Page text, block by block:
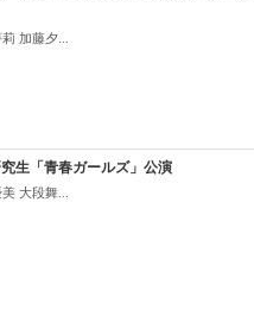
加藤夕...
生「青春ガールズ」公演
大段舞...